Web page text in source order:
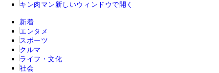
キン肉マン 新しいウィンドウで開く
新着
エンタメ
スポーツ
クルマ
ライフ・文化
社会